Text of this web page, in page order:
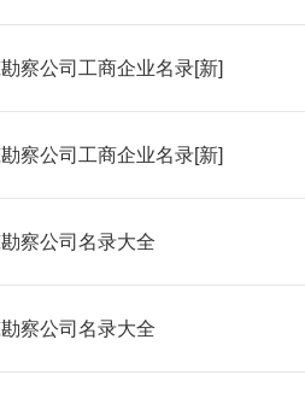
察公司工商企业名录[新]
察公司工商企业名录[新]
察公司名录大全
察公司名录大全